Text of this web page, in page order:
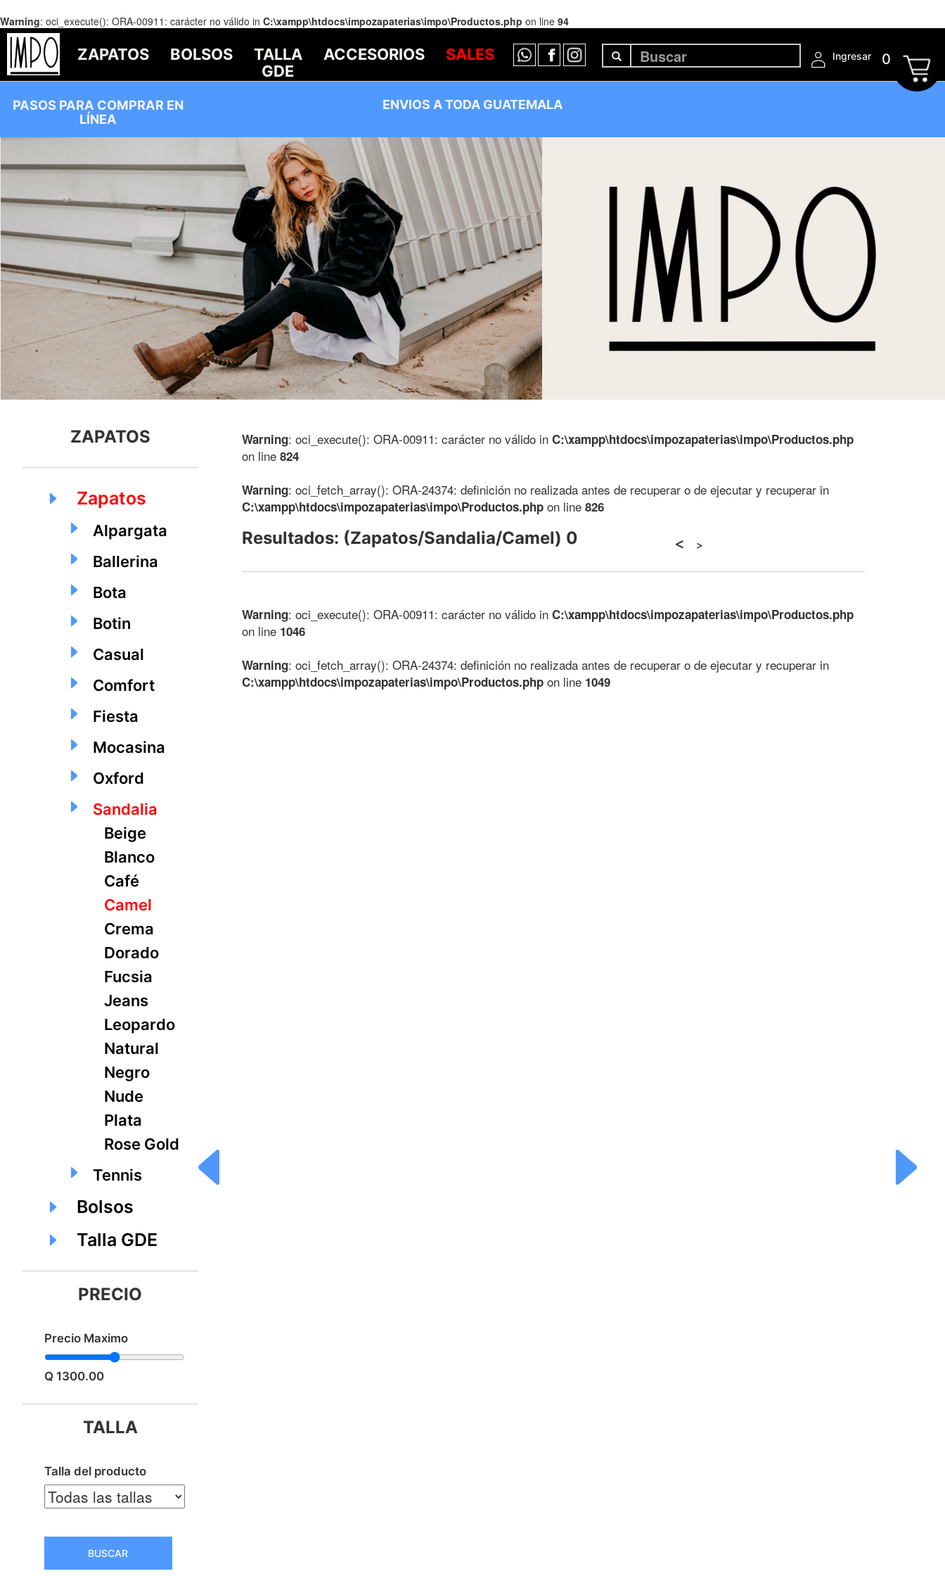
Warning: oci_execute(): ORA-00911: carácter no válido in C:\xampp\htdocs\impozapaterias\impo\Productos.php on line 94
ZAPATOS BOLSOS
TALLA
GDE
ACCESORIOS SALES Ingresar 0
PASOS PARA COMPRAR EN
LÍNEA
ENVIOS A TODA GUATEMALA
ZAPATOS
Zapatos
Alpargata
Ballerina
Bota
Botin
Casual
Comfort
Fiesta
Mocasina
Oxford
Sandalia
Beige
Blanco
Café
Camel
Crema
Dorado
Fucsia
Jeans
Leopardo
Natural
Negro
Nude
Plata
Rose Gold
Tennis
Bolsos
Talla GDE
PRECIO
Precio Maximo
Q 1300.00
TALLA
Talla del producto
BUSCAR
Warning: oci_execute(): ORA-00911: carácter no válido in C:\xampp\htdocs\impozapaterias\impo\Productos.php
on line 824
Warning: oci_fetch_array(): ORA-24374: definición no realizada antes de recuperar o de ejecutar y recuperar in
C:\xampp\htdocs\impozapaterias\impo\Productos.phpon line 826
Resultados: (Zapatos/Sandalia/Camel) 0 < >
Warning: oci_execute(): ORA-00911: carácter no válido in C:\xampp\htdocs\impozapaterias\impo\Productos.php
on line 1046
Warning: oci_fetch_array(): ORA-24374: definición no realizada antes de recuperar o de ejecutar y recuperar in
C:\xampp\htdocs\impozapaterias\impo\Productos.phpon line 1049